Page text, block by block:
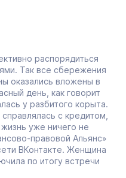
распорядиться
Так все сбережения
оказались вложены в
день, как говорит
у разбитого корыта.
с кредитом,
уже ничего не
правовой Альянс»
ВКонтакте. Женщина
по итогу встречи